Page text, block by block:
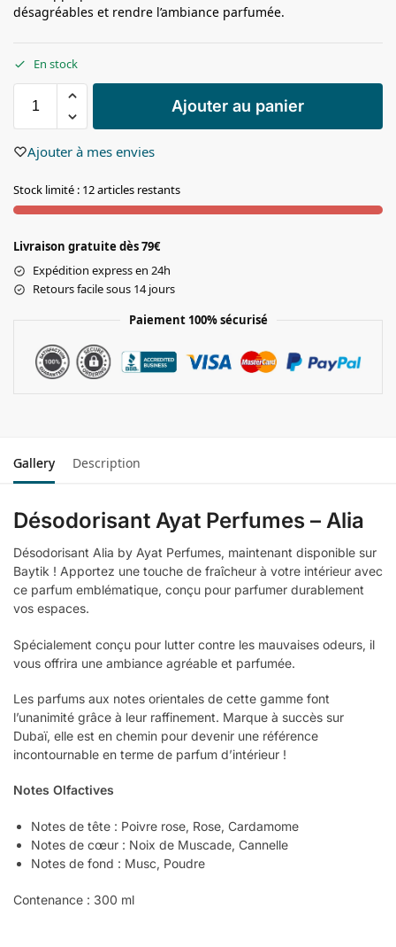
désagréables et rendre l’ambiance parfumée.
En stock
Ajouter au panier
Ajouter à mes envies
Stock limité : 12 articles restants
Livraison gratuite dès 79€
Expédition express en 24h
Retours facile sous 14 jours
Paiement 100% sécurisé
Gallery Description
Désodorisant Ayat Perfumes – Alia
Désodorisant Alia by Ayat Perfumes, maintenant disponible sur
Baytik ! Apportez une touche de fraîcheur à votre intérieur avec
ce parfum emblématique, conçu pour parfumer durablement
vos espaces.
Spécialement conçu pour lutter contre les mauvaises odeurs, il
vous offrira une ambiance agréable et parfumée.
Les parfums aux notes orientales de cette gamme font
l’unanimité grâce à leur raffinement. Marque à succès sur
Dubaï, elle est en chemin pour devenir une référence
incontournable en terme de parfum d’intérieur !
Notes Olfactives
Notes de tête : Poivre rose, Rose, Cardamome
Notes de cœur : Noix de Muscade, Cannelle
Notes de fond : Musc, Poudre
Contenance : 300 ml